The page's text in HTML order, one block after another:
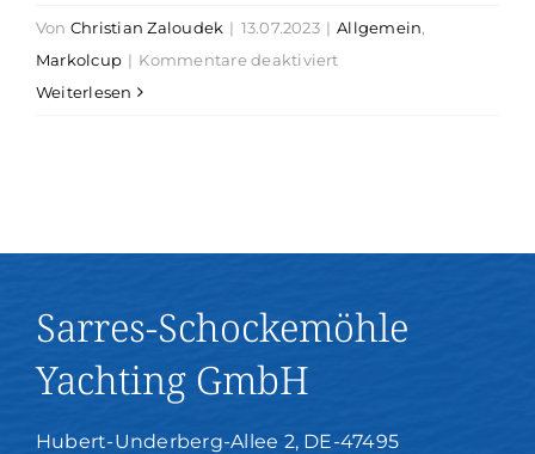
Von Christian Zaloudek | 13.07.2023 | Allgemein,
Markolcup | Kommentare deaktiviertfür
miterleben
Weiterlesen
Sarres-Schockemöhle
Yachting GmbH
Hubert-Underberg-Allee 2, DE-47495